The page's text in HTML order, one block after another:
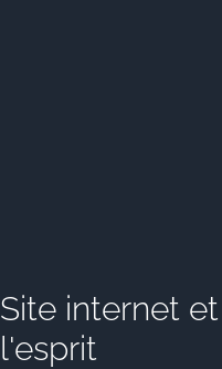
Site internet
l'esprit